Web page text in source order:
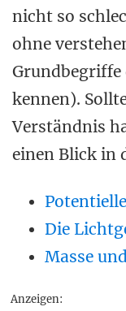
nicht so
ohne
Grundbegriffe
kennen).
Verständnis
einen Blick in
Die
Masse
Anzeigen: